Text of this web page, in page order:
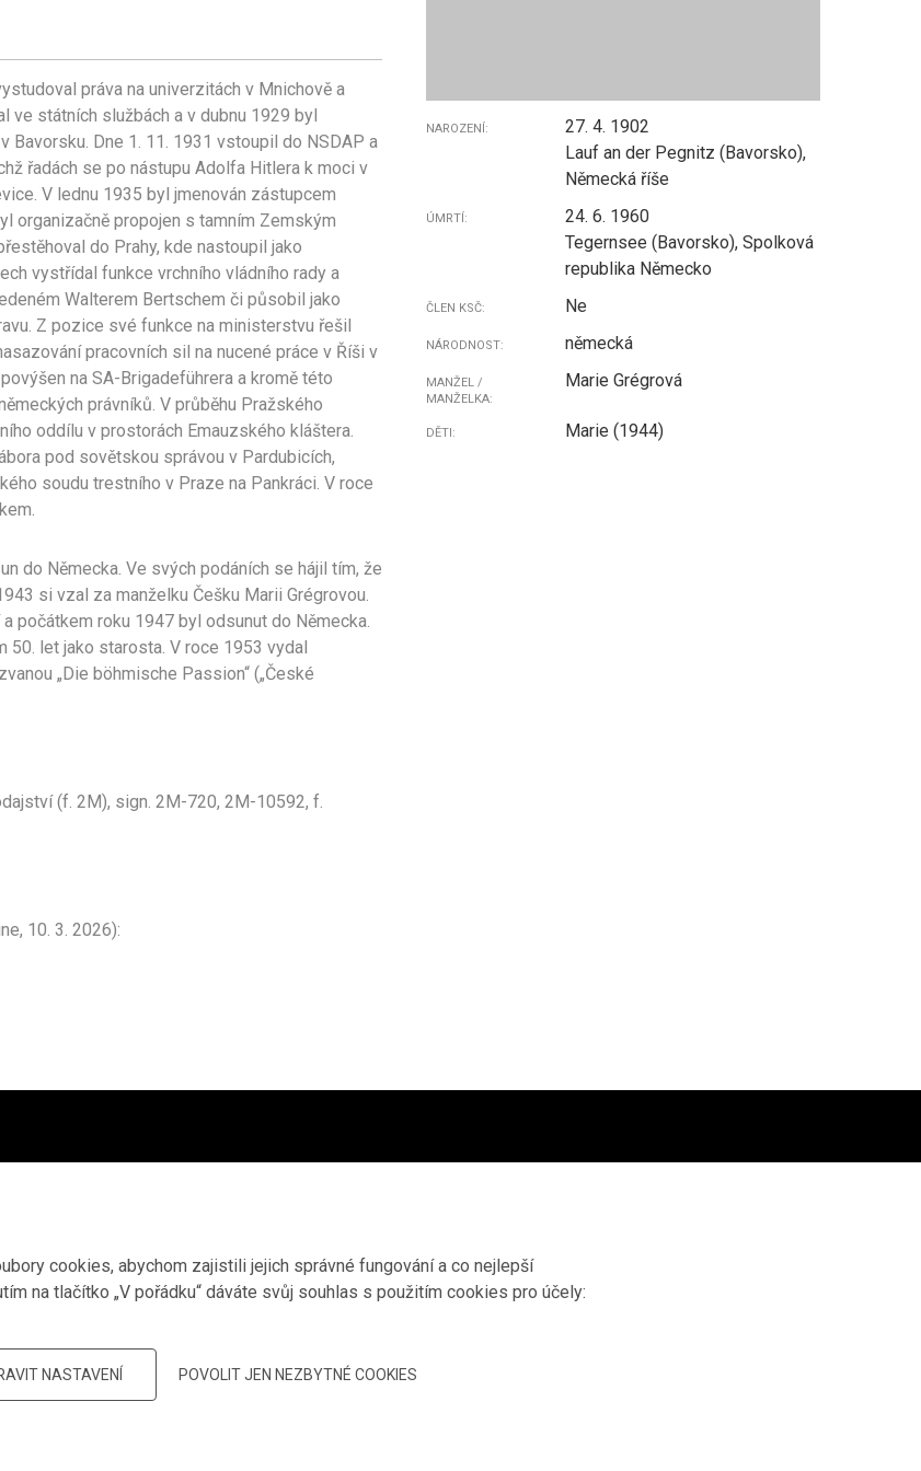
cookies, abychom zajistili jejich správné fungování a co nejlepší
na tlačítko „V pořádku“ dáváte svůj souhlas s použitím cookies pro účely:
NASTAVENÍ POVOLIT JEN NEZBYTNÉ COOKIES
práva na univerzitách v Mnichově a
ve státních službách a v dubnu 1929 byl
Bavorsku. Dne 1. 11. 1931 vstoupil do NSDAP a
řadách se po nástupu Adolfa Hitlera k moci v
V lednu 1935 byl jmenován zástupcem
organizačně propojen s tamním Zemským
do Prahy, kde nastoupil jako
vystřídal funkce vrchního vládního rady a
Walterem Bertschem či působil jako
Z pozice své funkce na ministerstvu řešil
pracovních sil na nucené práce v Říši v
na SA-Brigadeführera a kromě této
právníků. V průběhu Pražského
oddílu v prostorách Emauzského kláštera.
pod sovětskou správou v Pardubicích,
soudu trestního v Praze na Pankráci. V roce
do Německa. Ve svých podáních se hájil tím, že
si vzal za manželku Češku Marii Grégrovou.
počátkem roku 1947 byl odsunut do Německa.
50. let jako starosta. V roce 1953 vydal
„Die böhmische Passion“ („České
(f. 2M), sign. 2M-720, 2M-10592, f.
10. 3. 2026):
NAROZENÍ:
27. 4. 1902
Lauf an der Pegnitz (Bavorsko),
Německá říše
ÚMRTÍ:
24. 6. 1960
Tegernsee (Bavorsko), Spolková
republika Německo
ČLEN KSČ: Ne
NÁRODNOST: německá
MANŽEL /
MANŽELKA:
Marie Grégrová
DĚTI: Marie (1944)
že